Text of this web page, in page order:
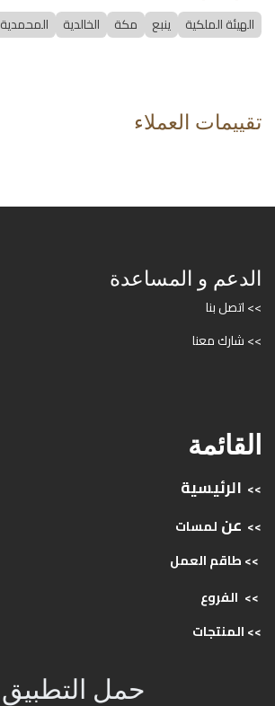
الهيئة الملكية
ينبع مكة الخالدية المحمدية
تقييمات العملاء
الدعم و المساعدة
>> اتصل بنا
>> شارك معنا
القائمة
>> الرئيسية
>> عن لمسات
>> طاقمالعمل
>> الفروع
>>المنتجات
حمل التطبيق